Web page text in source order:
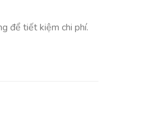
để tiết kiệm chi phí.